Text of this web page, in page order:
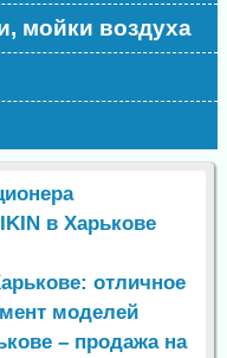
мойки воздуха
в Харькове
отличное
моделей
– продажа на